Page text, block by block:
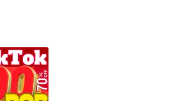
productos de desarrollo web